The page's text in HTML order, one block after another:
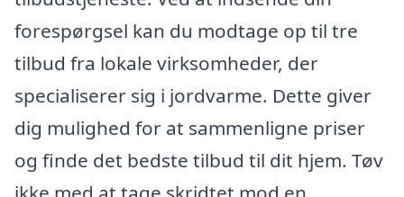
forespørgsel kan du modtage op til tre
tilbud fra lokale virksomheder, der
specialiserer sig i jordvarme. Dette giver
dig mulighed for at sammenligne priser
og finde det bedste tilbud til dit hjem. Tøv